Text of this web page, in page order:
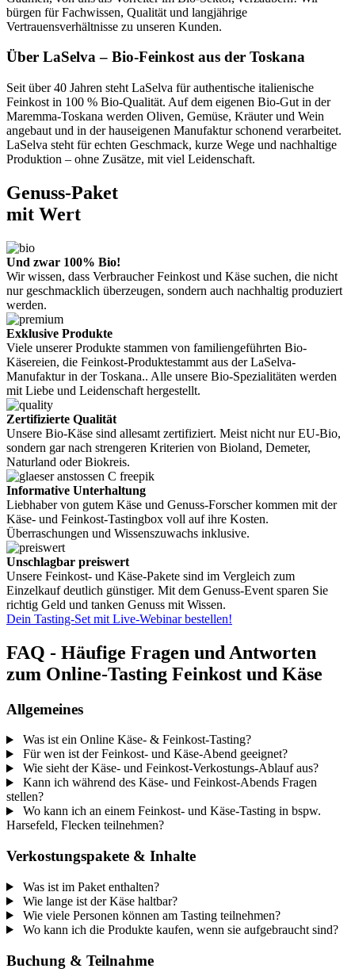
bürgen für Fachwissen, Qualität und langjährige
Vertrauensverhältnisse zu unseren Kunden.
Über LaSelva – Bio-Feinkost aus der Toskana
Seit über 40 Jahren steht LaSelva für authentische italienische
Feinkost in 100 % Bio-Qualität. Auf dem eigenen Bio-Gut in der
Maremma-Toskana werden Oliven, Gemüse, Kräuter und Wein
angebaut und in der hauseigenen Manufaktur schonend verarbeitet.
LaSelva steht für echten Geschmack, kurze Wege und nachhaltige
Produktion – ohne Zusätze, mit viel Leidenschaft.
Genuss-Paket
mit Wert
Und zwar 100% Bio!
Wir wissen, dass Verbraucher Feinkost und Käse suchen, die nicht
nur geschmacklich überzeugen, sondern auch nachhaltig produziert
werden.
Exklusive Produkte
Viele unserer Produkte stammen von familiengeführten Bio-
Käsereien, die Feinkost-Produktestammt aus der LaSelva-
Manufaktur in der Toskana.. Alle unsere Bio-Spezialitäten werden
mit Liebe und Leidenschaft hergestellt.
Zertifizierte Qualität
Unsere Bio-Käse sind allesamt zertifiziert. Meist nicht nur EU-Bio,
sondern gar nach strengeren Kriterien von Bioland, Demeter,
Naturland oder Biokreis.
Informative Unterhaltung
Liebhaber von gutem Käse und Genuss-Forscher kommen mit der
Käse- und Feinkost-Tastingbox voll auf ihre Kosten.
Überraschungen und Wissenszuwachs inklusive.
Unschlagbar preiswert
Unsere Feinkost- und Käse-Pakete sind im Vergleich zum
Einzelkauf deutlich günstiger. Mit dem Genuss-Event sparen Sie
richtig Geld und tanken Genuss mit Wissen.
Dein Tasting-Set mit Live-Webinar bestellen!
FAQ - Häufige Fragen und Antworten
zum Online-Tasting Feinkost und Käse
Allgemeines
Was ist ein Online Käse- & Feinkost-Tasting?
Für wen ist der Feinkost- und Käse-Abend geeignet?
Wie sieht der Käse- und Feinkost-Verkostungs-Ablauf aus?
Kann ich während des Käse- und Feinkost-Abends Fragen
stellen?
Wo kann ich an einem Feinkost- und Käse-Tasting in bspw.
Harsefeld, Flecken teilnehmen?
Verkostungspakete & Inhalte
Was ist im Paket enthalten?
Wie lange ist der Käse haltbar?
Wie viele Personen können am Tasting teilnehmen?
Wo kann ich die Produkte kaufen, wenn sie aufgebraucht sind?
Buchung & Teilnahme